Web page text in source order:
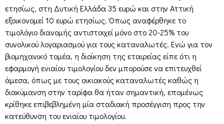
ετησίως, στη Δυτική Ελλάδα 35 ευρώ και στην Αττική
εξοικονομεί 10 ευρώ ετησίως. Όπως αναφέρθηκε το
τιμολόγιο διανομής αντιστοιχεί μόνο στο 20-25% του
συνολικού λογαριασμού για τους καταναλωτές. Ενώ για τον
βιομηχανικό τομέα, η διοίκηση της εταιρείας είπε ότι η
εφαρμογή ενιαίου τιμολογίου δεν μπορούσε να επιτευχθεί
άμεσα, όπως με τους οικιακούς καταναλωτές καθώς η
διακύμανση στην ταρίφα θα ήταν σημαντική, επομένως
κρίθηκε επιβεβλημένη μία σταδιακή προσέγγιση προς την
κατεύθυνση του ενιαίου τιμολογίου.